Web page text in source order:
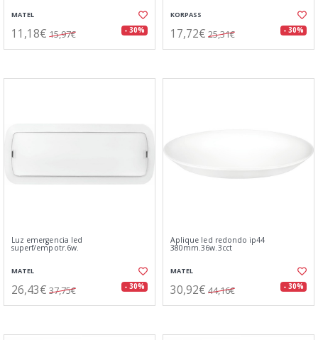
MATEL
11,18€ 15,97€ - 30%
KORPASS
17,72€ 25,31€ - 30%
Luz emergencia led
superf/empotr.6w.
MATEL
26,43€ 37,75€ - 30%
Aplique led redondo ip44
380mm.36w.3cct
MATEL
30,92€ 44,16€ - 30%